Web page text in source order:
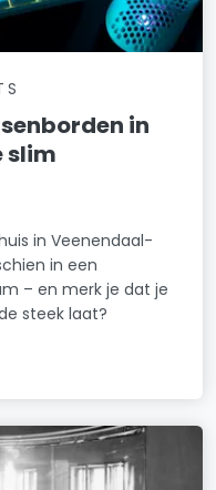
in
slim
in Veenendaal-
in een
– en merk je dat je
steek laat?